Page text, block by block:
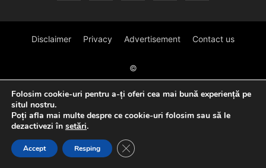
Disclaimer Privacy Advertisement Contact us
©
Folosim cookie-uri pentru a-ți oferi cea mai bună experiență pe
situl nostru.
Poți afla mai multe despre ce cookie-uri folosim sau să le
dezactivezi în setări.
Accept Resping Close GDPR Cookie Banner